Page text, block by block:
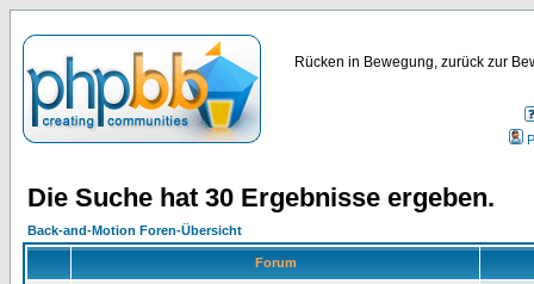
Rücken in Bewegung, zurück zur
Die Suche hat 30 Ergebnisse ergeben.
Back-and-Motion Foren-Übersicht
Forum